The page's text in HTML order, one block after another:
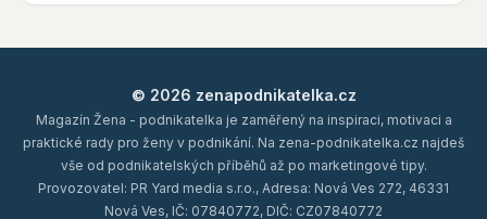
© 2026 zenapodnikatelka.cz
Magazín Žena - podnikatelka je zaměřený na inspiraci, motivaci a
praktické rady pro ženy v podnikání. Na zena-podnikatelka.cz najdeš
vše od podnikatelských příběhů až po marketingové tipy.
Provozovatel: PR Yard media s.r.o., Adresa: Nová Ves 272, 46331
Nová Ves, IČ: 07840772, DIČ: CZ07840772